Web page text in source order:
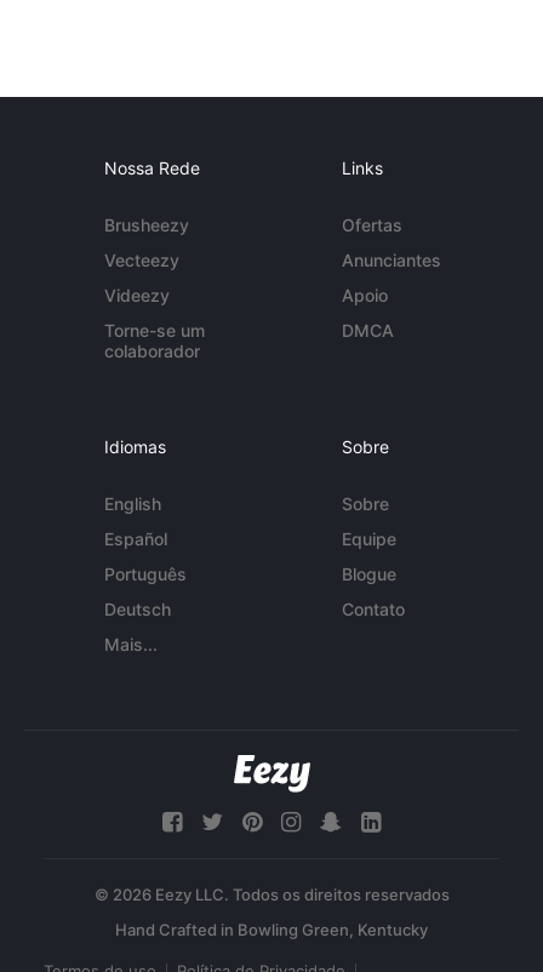
Nossa Rede
Brusheezy
Vecteezy
Videezy
Torne-se um
colaborador
Links
Ofertas
Anunciantes
Apoio
DMCA
Idiomas
English
Español
Português
Deutsch
Mais...
Sobre
Sobre
Equipe
Blogue
Contato
© 2026 Eezy LLC. Todos os direitos reservados